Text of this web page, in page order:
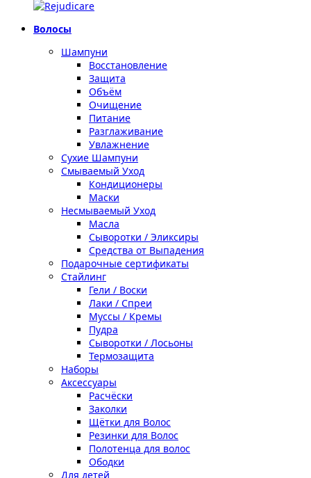
Волосы
Шампуни
Восстановление
Защита
Объём
Очищение
Питание
Разглаживание
Увлажнение
Сухие Шампуни
Смываемый Уход
Кондиционеры
Маски
Несмываемый Уход
Масла
Сыворотки / Эликсиры
Средства от Выпадения
Подарочные сертификаты
Стайлинг
Гели / Воски
Лаки / Спреи
Муссы / Кремы
Пудра
Сыворотки / Лосьоны
Термозащита
Наборы
Аксессуары
Расчёски
Заколки
Щётки для Волос
Резинки для Волос
Полотенца для волос
Ободки
Для детей